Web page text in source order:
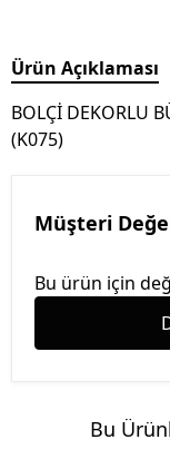
Ürün Açıklaması
BOLÇİ DEKORLU
(K075)
Müşteri
Bu ürün için
Bu